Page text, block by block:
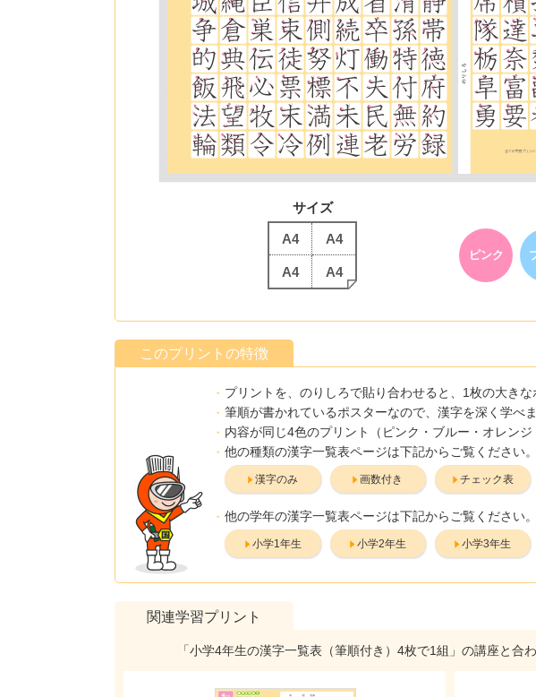
サイズ
A4 A4
A4 A4
ピンク
このプリントの特徴
プリントを、のりしろで貼り合わせると、1枚の大きな
筆順が書かれているポスターなので、漢字を深く学べま
内容が同じ4色のプリント（ピンク・ブルー・オレンジ
他の種類の漢字一覧表ページは下記からご覧ください。
漢字のみ 画数付き チェック表
他の学年の漢字一覧表ページは下記からご覧ください。
小学1年生 小学2年生 小学3年生
関連学習プリント
「小学4年生の漢字一覧表（筆順付き）4枚で1組」の講座と合